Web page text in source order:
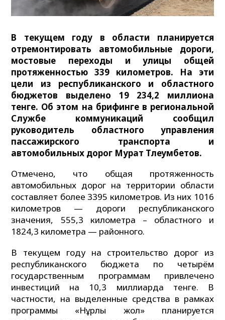
В текущем году в области планируется
отремонтировать автомобильные дороги,
мостовые переходы и улицы общей
протяженностью 339 километров. На эти
цели из республиканского и областного
бюджетов выделено 19 234,2 миллиона
тенге. Об этом на брифинге в региональной
Службе коммуникаций сообщил
руководитель областного управления
пассажирского транспорта и
автомобильных дорог Мурат Тлеумбетов.
Отмечено, что общая протяженность
автомобильных дорог на территории области
составляет более 3395 километров. Из них 1016
километров — дороги республиканского
значения, 555,3 километра – областного и
1824,3 километра — районного.
В текущем году на строительство дорог из
республиканского бюджета по четырём
государственным программам привлечено
инвестиций на 10,3 миллиарда тенге. В
частности, на выделенные средства в рамках
программы «Нұрлы жол» планируется